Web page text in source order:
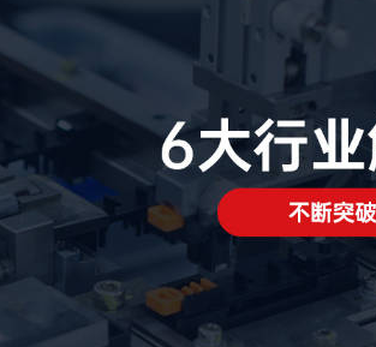
食品机械行业
机床行业
建筑机械行业
包装机械行业
服务热线
电商平台
下载中心
视频中心
展会资讯
电气百科
常见问答